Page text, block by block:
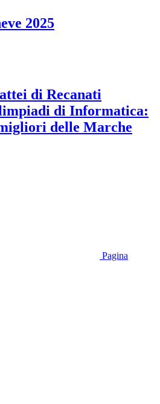
2025
di Recanati
di Informatica:
delle Marche
Pagina